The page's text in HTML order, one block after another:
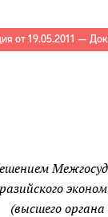
от 19.05.2011 —
(высшего